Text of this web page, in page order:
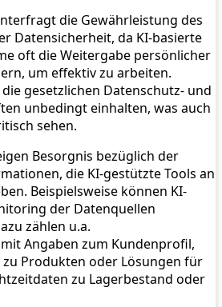
die Gewährleistung des
Datensicherheit, da KI-basierte
oft die Weitergabe persönlicher
um effektiv zu arbeiten.
gesetzlichen Datenschutz- und
unbedingt einhalten, was auch
sehen.
Besorgnis bezüglich der
die KI-gestützte Tools an
Beispielsweise können KI-
der Datenquellen
zählen u.a.
Angaben zum Kundenprofil,
Produkten oder Lösungen für
zu Lagerbestand oder